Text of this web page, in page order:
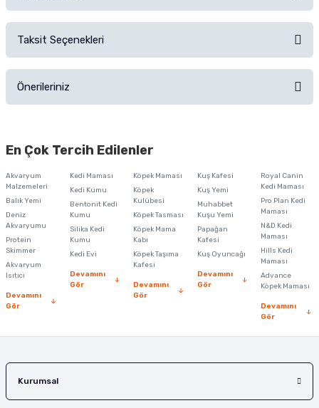
Ürünü Satın Al ve Yorumla
Taksit Seçenekleri
Önerileriniz
iletebilirsiniz.
Ürün resmi kalitesiz, bozuk veya görüntülenemiyor.
Ürün açıklamasında eksik bilgiler bulunuyor.
Ürün bilgilerinde hatalar bulunuyor.
Ürün fiyatı diğer sitelerden daha pahalı.
Bu ürüne benzer farklı alternatifler olmalı.
En Çok Tercih Edilenler
Akvaryum
Malzemeleri
Balık Yemi
Deniz
Akvaryumu
Protein
Skimmer
Akvaryum
Isıtıcı
Devamını
Gör
Kedi Maması
Kedi Kumu
Bentonit Kedi
Kumu
Silika Kedi
Kumu
Kedi Evi
Devamını
Gör
Köpek Maması
Köpek
Kulübesi
Köpek Tasması
Köpek Mama
Kabı
Köpek Taşıma
Kafesi
Devamını
Gör
Kuş Kafesi
Kuş Yemi
Muhabbet
Kuşu Yemi
Papağan
Kafesi
Kuş Oyuncağı
Devamını
Gör
Royal Canin
Kedi Maması
Pro Plan Kedi
Maması
N&D Kedi
Maması
Hills Kedi
Maması
Advance
Köpek Maması
Devamını
Gör
Kurumsal